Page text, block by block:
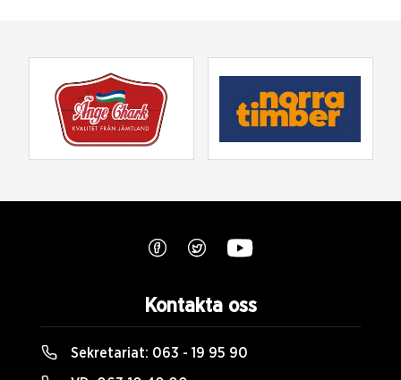
Kontakta oss
Sekretariat: 063 - 19 95 90